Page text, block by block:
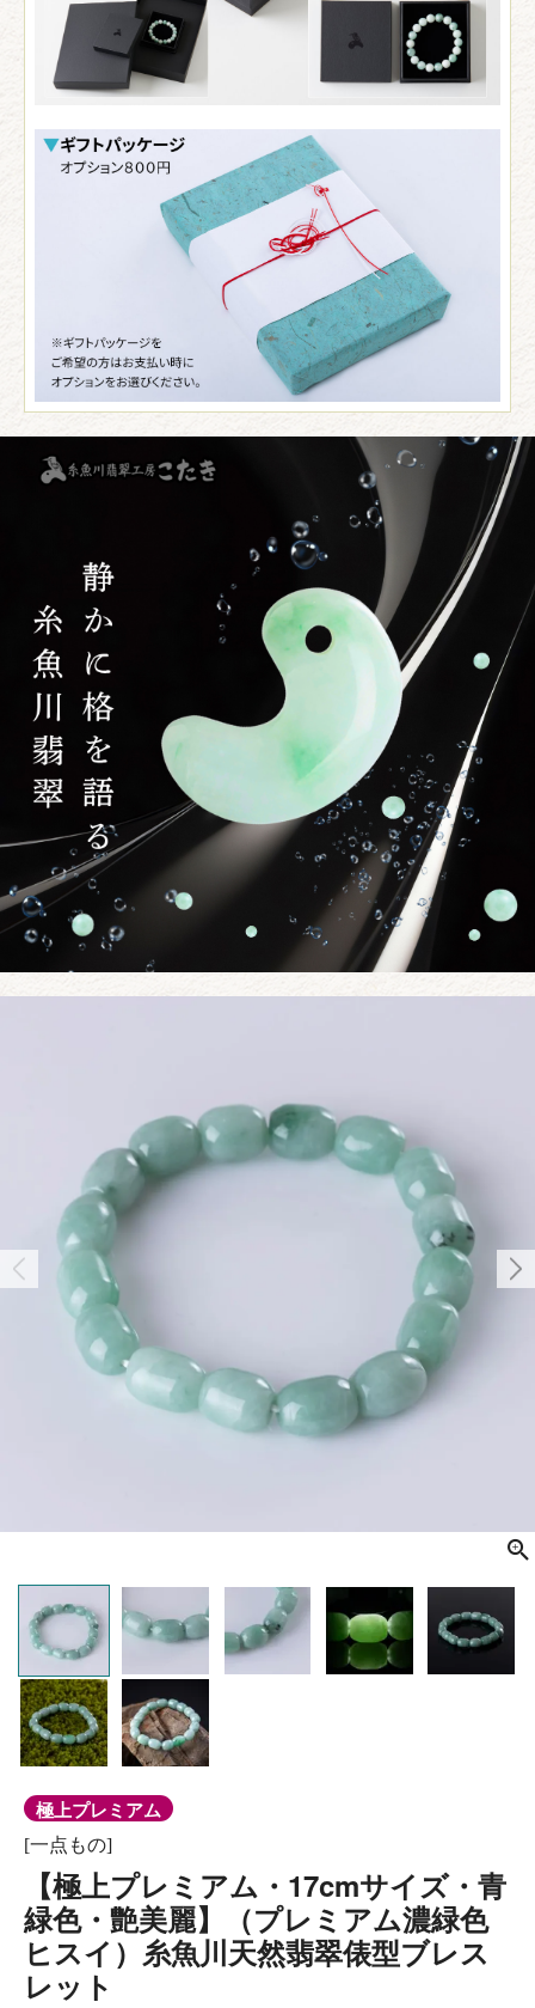
極上プレミアム
[一点もの]
【極上プレミアム・17cmサイズ・青
緑色・艶美麗】（プレミアム濃緑色
ヒスイ）糸魚川天然翡翠俵型ブレス
レット